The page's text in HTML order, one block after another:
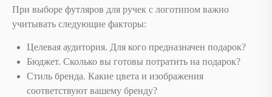
При выборе футляров для ручек с логотипом важно
учитывать следующие факторы:
Целевая аудитория. Для кого предназначен подарок?
Бюджет. Сколько вы готовы потратить на подарок?
Стиль бренда. Какие цвета и изображения
соответствуют вашему бренду?